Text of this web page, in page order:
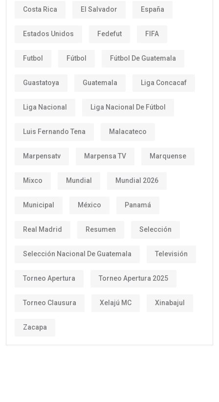
Costa Rica El Salvador España
Estados Unidos Fedefut FIFA
Futbol Fútbol Fútbol De Guatemala
Guastatoya Guatemala Liga Concacaf
Liga Nacional Liga Nacional De Fútbol
Luis Fernando Tena Malacateco
Marpensatv Marpensa TV Marquense
Mixco Mundial Mundial 2026
Municipal México Panamá
Real Madrid Resumen Selección
Selección Nacional De Guatemala Televisión
Torneo Apertura Torneo Apertura 2025
Torneo Clausura Xelajú MC Xinabajul
Zacapa